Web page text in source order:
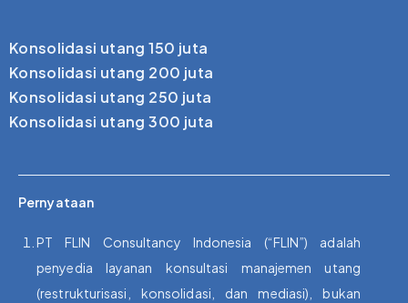
Konsolidasi utang 150 juta
Konsolidasi utang 200 juta
Konsolidasi utang 250 juta
Konsolidasi utang 300 juta
Pernyataan
PT FLIN Consultancy Indonesia (“FLIN”) adalah
penyedia layanan konsultasi manajemen utang
(restrukturisasi, konsolidasi, dan mediasi), bukan